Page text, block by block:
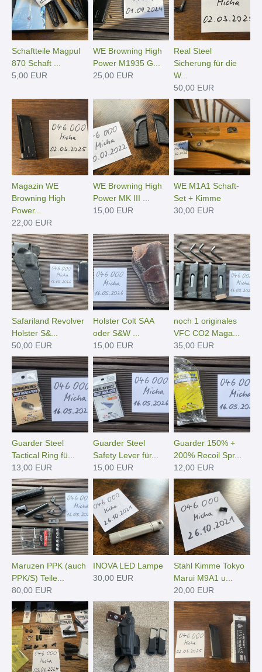
Schaftteile Magpul
870 Schaft ...
5,00 EUR
WE Browning High
Power M1935 G...
25,00 EUR
Real Steel
Sicherung für die
W...
50,00 EUR
Magazin WE
Browning High
Power...
22,00 EUR
WE Browning High
Power MK III ...
15,00 EUR
WE M1A1 Schaft-
Set + Kimme
30,00 EUR
Safariland Revolver
Holster S&...
50,00 EUR
Holster Colt SAA
oder S&W ...
15,00 EUR
noch 1 originales
VFC CO2 Maga...
35,00 EUR
Guarder Steel
Tactical Ring fü...
13,00 EUR
Guarder Steel
Safety Lever für...
15,00 EUR
Guarder 150% +
200% Recoil Spr...
12,00 EUR
Maruzen PPK (auch
PPK/S) Teile...
80,00 EUR
INOVA LED Lampe
30,00 EUR
Stahl Kimme Tokyo
Marui M9A1 u...
20,00 EUR